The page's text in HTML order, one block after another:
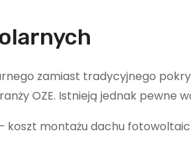
zamiast tradycyjnego
OZE. Istnieją jednak pewne
koszt montażu dachu